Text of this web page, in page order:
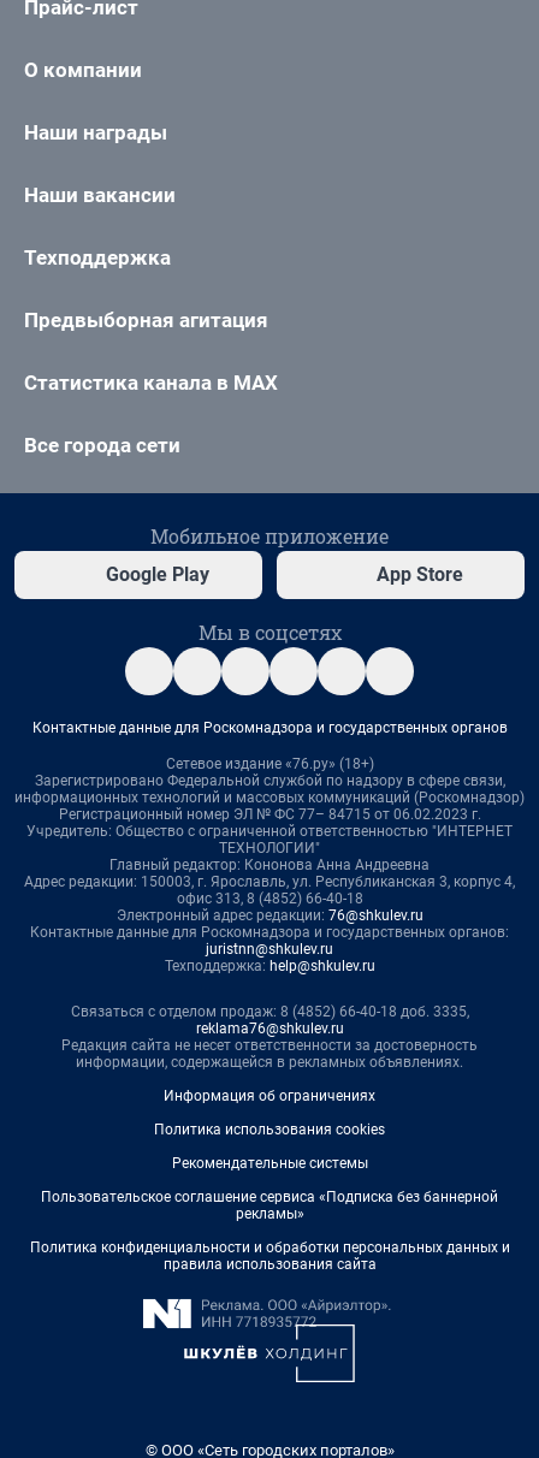
Прайс-лист
О компании
Наши награды
Наши вакансии
Техподдержка
Предвыборная агитация
Статистика канала в MAX
Все города сети
Мобильное приложение
Google Play App Store
Мы в соцсетях
Контактные данные для Роскомнадзора и государственных органов
Сетевое издание «76.ру» (18+)
Зарегистрировано Федеральной службой по надзору в сфере связи,
информационных технологий и массовых коммуникаций (Роскомнадзор)
Регистрационный номер ЭЛ № ФС 77– 84715 от 06.02.2023 г.
Учредитель: Общество с ограниченной ответственностью "ИНТЕРНЕТ
ТЕХНОЛОГИИ"
Главный редактор: Кононова Анна Андреевна
Адрес редакции: 150003, г. Ярославль, ул. Республиканская 3, корпус 4,
офис 313, 8 (4852) 66-40-18
Электронный адрес редакции: 76@shkulev.ru
Контактные данные для Роскомнадзора и государственных органов:
juristnn@shkulev.ru
Техподдержка: help@shkulev.ru
Связаться с отделом продаж: 8 (4852) 66-40-18 доб. 3335,
reklama76@shkulev.ru
Редакция сайта не несет ответственности за достоверность
информации, содержащейся в рекламных объявлениях.
Информация об ограничениях
Политика использования cookies
Рекомендательные системы
Пользовательское соглашение сервиса «Подписка без баннерной
рекламы»
Политика конфиденциальности и обработки персональных данных и
правила использования сайта
© ООО «Сеть городских порталов»